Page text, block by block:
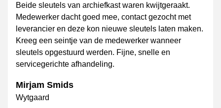
Beide sleutels van archiefkast waren kwijtgeraakt.
Medewerker dacht goed mee, contact gezocht met
leverancier en deze kon nieuwe sleutels laten maken.
Kreeg een seintje van de medewerker wanneer
sleutels opgestuurd werden. Fijne, snelle en
servicegerichte afhandeling.
Mirjam Smids
Wytgaard